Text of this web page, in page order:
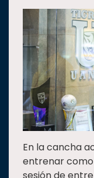
En la cancha
entrenar